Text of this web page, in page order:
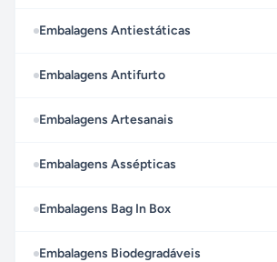
Embalagens Antiestáticas
Embalagens Antifurto
Embalagens Artesanais
Embalagens Assépticas
Embalagens Bag In Box
Embalagens Biodegradáveis